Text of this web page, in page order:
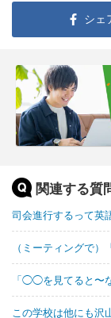
シェ
関連する質
司会進行するって英
（ミーティングで
「◯◯を見てると〜
この学校は他にも沢